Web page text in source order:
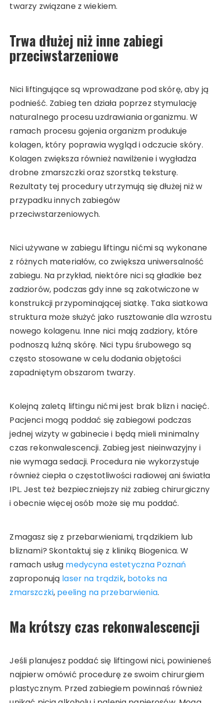
twarzy związane z wiekiem.
Trwa dłużej niż inne zabiegi
przeciwstarzeniowe
Nici liftingujące są wprowadzane pod skórę, aby ją
podnieść. Zabieg ten działa poprzez stymulację
naturalnego procesu uzdrawiania organizmu. W
ramach procesu gojenia organizm produkuje
kolagen, który poprawia wygląd i odczucie skóry.
Kolagen zwiększa również nawilżenie i wygładza
drobne zmarszczki oraz szorstką teksturę.
Rezultaty tej procedury utrzymują się dłużej niż w
przypadku innych zabiegów
przeciwstarzeniowych.
Nici używane w zabiegu liftingu nićmi są wykonane
z różnych materiałów, co zwiększa uniwersalność
zabiegu. Na przykład, niektóre nici są gładkie bez
zadziorów, podczas gdy inne są zakotwiczone w
konstrukcji przypominającej siatkę. Taka siatkowa
struktura może służyć jako rusztowanie dla wzrostu
nowego kolagenu. Inne nici mają zadziory, które
podnoszą luźną skórę. Nici typu śrubowego są
często stosowane w celu dodania objętości
zapadniętym obszarom twarzy.
Kolejną zaletą liftingu nićmi jest brak blizn i nacięć.
Pacjenci mogą poddać się zabiegowi podczas
jednej wizyty w gabinecie i będą mieli minimalny
czas rekonwalescencji. Zabieg jest nieinwazyjny i
nie wymaga sedacji. Procedura nie wykorzystuje
również ciepła o częstotliwości radiowej ani światła
IPL. Jest też bezpieczniejszy niż zabieg chirurgiczny
i obecnie więcej osób może się mu poddać.
Zmagasz się z przebarwieniami, trądzikiem lub
bliznami? Skontaktuj się z kliniką Biogenica. W
ramach usług medycyna estetyczna Poznań
zaproponują laser na trądzik, botoks na
zmarszczki, peeling na przebarwienia.
Ma krótszy czas rekonwalescencji
Jeśli planujesz poddać się liftingowi nici, powinieneś
najpierw omówić procedurę ze swoim chirurgiem
plastycznym. Przed zabiegiem powinnaś również